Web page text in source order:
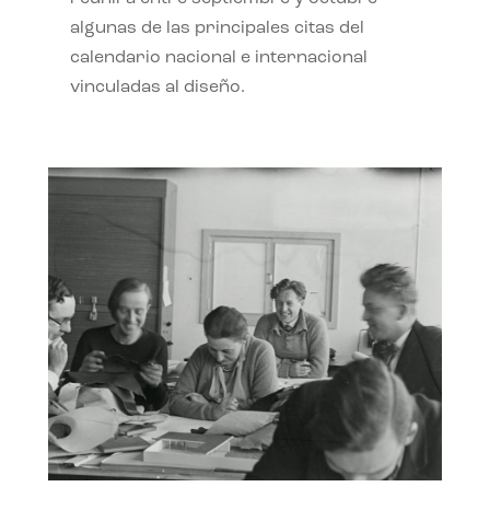
algunas de las principales citas del
calendario nacional e internacional
vinculadas al diseño.